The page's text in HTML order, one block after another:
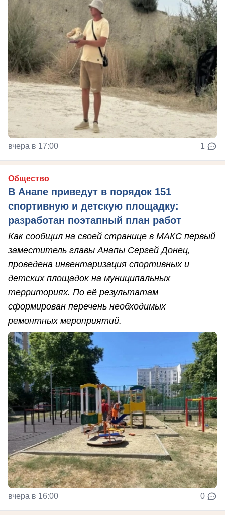
вчера в 17:00 1
Общество
В Анапе приведут в порядок 151
спортивную и детскую площадку:
разработан поэтапный план работ
Как сообщил на своей странице в МАКС первый
заместитель главы Анапы Сергей Донец,
проведена инвентаризация спортивных и
детских площадок на муниципальных
территориях. По её результатам
сформирован перечень необходимых
ремонтных мероприятий.
вчера в 16:00 0